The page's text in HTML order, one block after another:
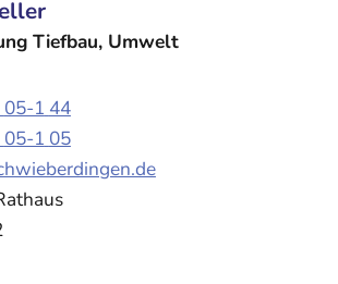
Tiefbau, Umwelt
05-1 44
05-1 05